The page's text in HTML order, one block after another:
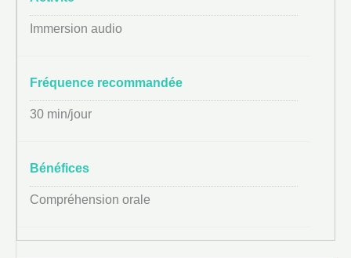
Immersion audio
30 min/jour
Compréhension orale